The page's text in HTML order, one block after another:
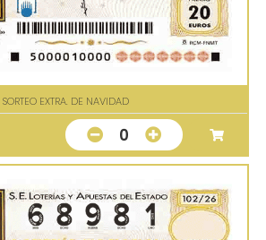
SORTEO EXTRA. DE NAVIDAD
0